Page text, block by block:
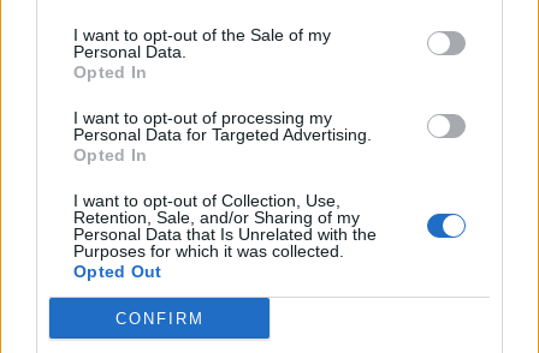
I want to opt-out of the Sale of my
Personal Data.
Opted In
I want to opt-out of processing my
Personal Data for Targeted Advertising.
Opted In
I want to opt-out of Collection, Use,
Retention, Sale, and/or Sharing of my
Personal Data that Is Unrelated with the
Purposes for which it was collected.
Opted Out
CONFIRM
Medi Ambient
regió
26 de juny de 2026
DEIXA UNA RESPOSTA